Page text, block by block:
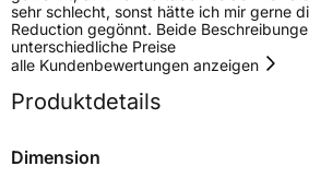
sehr schlecht, sonst hätte ich mir gerne
Reduction gegönnt. Beide
unterschiedliche Preise
alle Kundenbewertungen anzeigen
Produktdetails
Dimension